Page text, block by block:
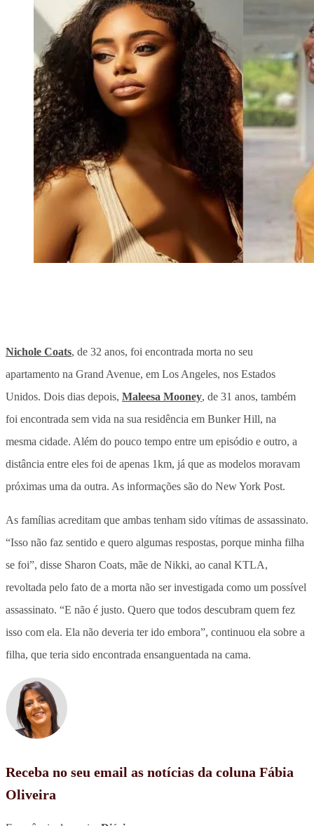
Nichole Coats, de 32 anos, foi encontrada morta no seu
apartamento na Grand Avenue, em Los Angeles, nos Estados
Unidos. Dois dias depois, Maleesa Mooney, de 31 anos, também
foi encontrada sem vida na sua residência em Bunker Hill, na
mesma cidade. Além do pouco tempo entre um episódio e outro, a
distância entre eles foi de apenas 1km, já que as modelos moravam
próximas uma da outra. As informações são do New York Post.
As famílias acreditam que ambas tenham sido vítimas de assassinato.
“Isso não faz sentido e quero algumas respostas, porque minha filha
se foi”, disse Sharon Coats, mãe de Nikki, ao canal KTLA,
revoltada pelo fato de a morta não ser investigada como um possível
assassinato. “E não é justo. Quero que todos descubram quem fez
isso com ela. Ela não deveria ter ido embora”, continuou ela sobre a
filha, que teria sido encontrada ensanguentada na cama.
Receba no seu email as notícias da coluna Fábia
Oliveira